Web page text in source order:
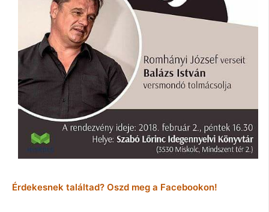
Érdekesnek találtad? Oszd meg a Facebookon!